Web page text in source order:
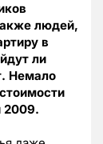
людей,
в
ли
Немало
2009.